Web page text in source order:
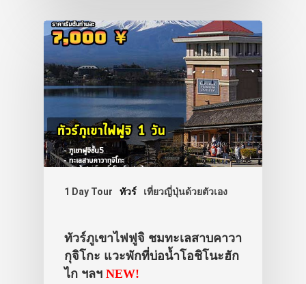
1 Day Tour ทัวร์ เที่ยวญี่ปุ่นด้วยตัวเอง
ทัวร์ภูเขาไฟฟูจิ ชมทะเลสาบคาวา
กุจิโกะ แวะพักที่บ่อน้ำโอชิโนะฮัก
ไก ฯลฯ NEW!